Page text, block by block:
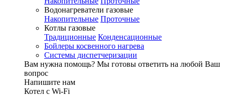
Водонагреватели газовые
Накопительные Проточные
Котлы газовые
Традиционные Конденсационные
Бойлеры косвенного нагрева
Системы диспетчеризации
Вам нужна помощь? Мы готовы ответить на любой Ваш
вопрос
Напишите нам
Котел с Wi-Fi